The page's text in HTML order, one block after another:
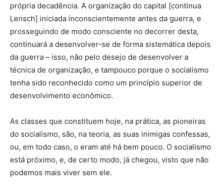
própria decadência. A organização do capital [continua
Lensch] iniciada inconscientemente antes da guerra, e
prosseguindo de modo consciente no decorrer desta,
continuará a desenvolver-se de forma sistemática depois
da guerra – isso, não pelo desejo de desenvolver a
técnica de organização, e tampouco porque o socialismo
tenha sido reconhecido como um princípio superior de
desenvolvimento econômico.
As classes que constituem hoje, na prática, as pioneiras
do socialismo, são, na teoria, as suas inimigas confessas,
ou, em todo caso, o eram até há bem pouco. O socialismo
está próximo, e, de certo modo, já chegou, visto que não
podemos mais viver sem ele.